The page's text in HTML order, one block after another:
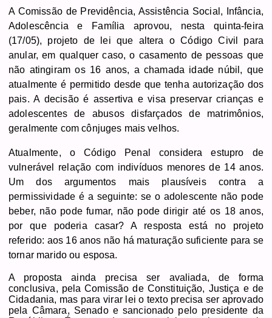
A Comissão de Previdência, Assistência Social, Infância,
Adolescência e Família aprovou, nesta quinta-feira
(17/05), projeto de lei que altera o Código Civil para
anular, em qualquer caso, o casamento de pessoas que
não atingiram os 16 anos, a chamada idade núbil, que
atualmente é permitido desde que tenha autorização dos
pais. A decisão é assertiva e visa preservar crianças e
adolescentes de abusos disfarçados de matrimônios,
geralmente com cônjuges mais velhos.
Atualmente, o Código Penal considera estupro de
vulnerável relação com indivíduos menores de 14 anos.
Um dos argumentos mais plausíveis contra a
permissividade é a seguinte: se o adolescente não pode
beber, não pode fumar, não pode dirigir até os 18 anos,
por que poderia casar? A resposta está no projeto
referido: aos 16 anos não há maturação suficiente para se
tornar marido ou esposa.
A proposta ainda precisa ser avaliada, de forma
conclusiva, pela Comissão de Constituição, Justiça e de
Cidadania, mas para virar lei o texto precisa ser aprovado
pela Câmara, Senado e sancionado pelo presidente da